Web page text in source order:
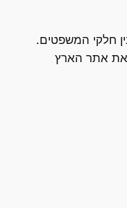
חלקי המשפטים.
את אתר הארץ